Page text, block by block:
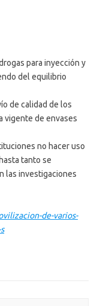
para inyección y
del equilibrio
de calidad de los
vigente de envases
no hacer uso
tanto se
las investigaciones
de-varios-